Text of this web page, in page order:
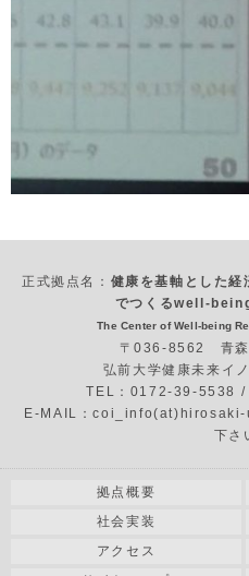
正式拠点名： 健康を基軸とした経
でつくるwell-
The Center of Well-being
〒036-8562 青森
弘前大学健康未来イ
TEL：0172-39-5538
E-MAIL：coi_info(at)hirosaki-
下さ
拠点概要
社会実装
アクセス